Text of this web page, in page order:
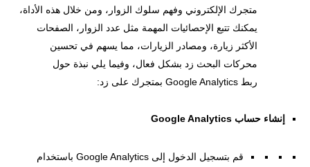
متجرك الإلكتروني وفهم سلوك الزوار، ومن خلال هذه الأداة،
يمكنك تتبع الإحصائيات المهمة مثل عدد الزوار، الصفحات
الأكثر زيارة، ومصادر الزيارات، مما يسهم في تحسين
محركات البحث زد بشكل فعال، وفيما يلي نبذة حول
ربط Google Analytics بمتجرك على زد:
إنشاء حساب Google Analytics
قم بتسجيل الدخول إلى Google Analytics باستخدام